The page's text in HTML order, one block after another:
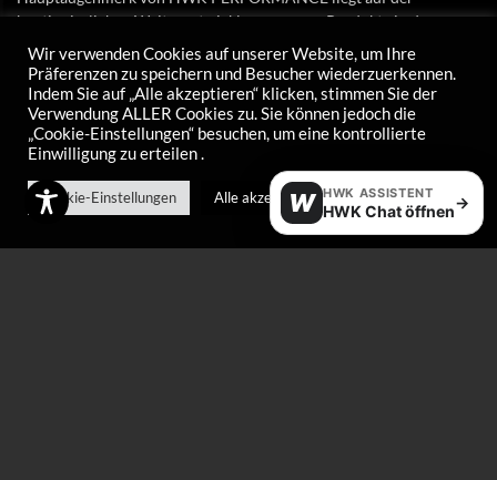
kontinuierlichen Weiterentwicklung unserer Produkte in den
Bereichen SKIWAX, CHAIN COATING und CARE-Produkte.
Newsletter E-Mail*
Wir verwenden Cookies auf unserer Website, um Ihre
Präferenzen zu speichern und Besucher wiederzuerkennen.
Indem Sie auf „Alle akzeptieren“ klicken, stimmen Sie der
Verwendung ALLER Cookies zu. Sie können jedoch die
„Cookie-Einstellungen“ besuchen, um eine kontrollierte
Einwilligung zu erteilen .
Cookie-Einstellungen Alle akzeptieren
W HWK ASSISTENT
HWK Chat öffnen→